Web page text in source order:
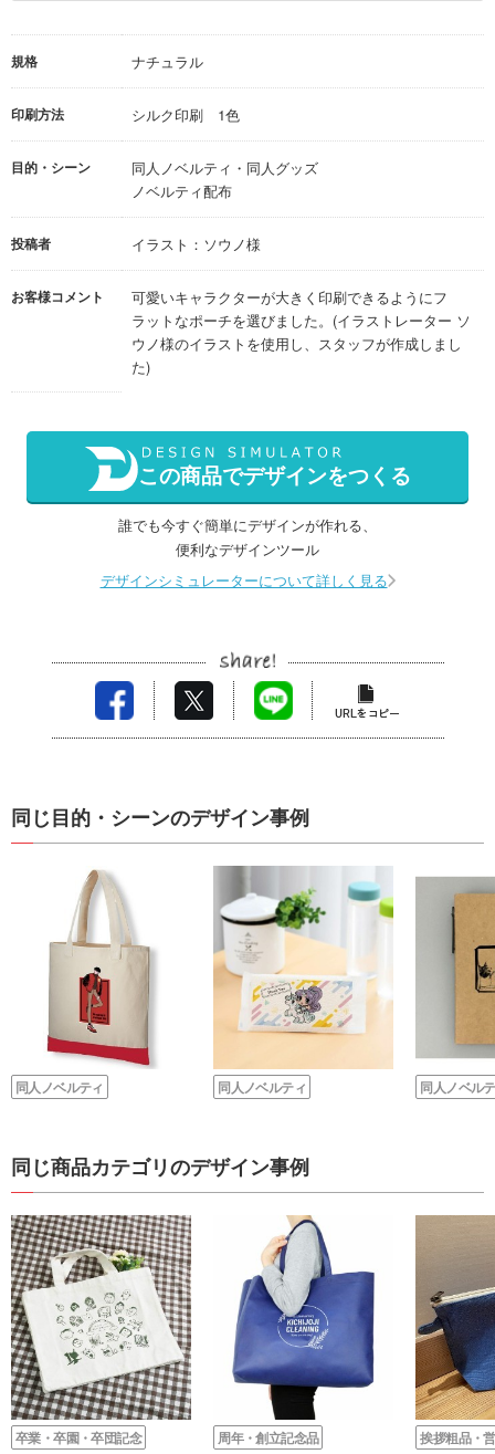
規格 ナチュラル
印刷方法 シルク印刷 1色
目的・シーン
同人ノベルティ・同人グッズ
ノベルティ配布
投稿者 イラスト：ソウノ様
お客様コメント
可愛いキャラクターが大きく印刷できるようにフ
ラットなポーチを選びました。(イラストレーター ソ
ウノ様のイラストを使用し、スタッフが作成しまし
た)
この商品でデザインをつくる
誰でも今すぐ簡単にデザインが作れる、
便利なデザインツール
デザインシミュレーターについて詳しく見る
同じ目的・シーンのデザイン事例
同人ノベルティ 同人ノベルティ 同人ノベル
同じ商品カテゴリのデザイン事例
卒業・卒園・卒団記念 周年・創立記念品 挨拶粗品・